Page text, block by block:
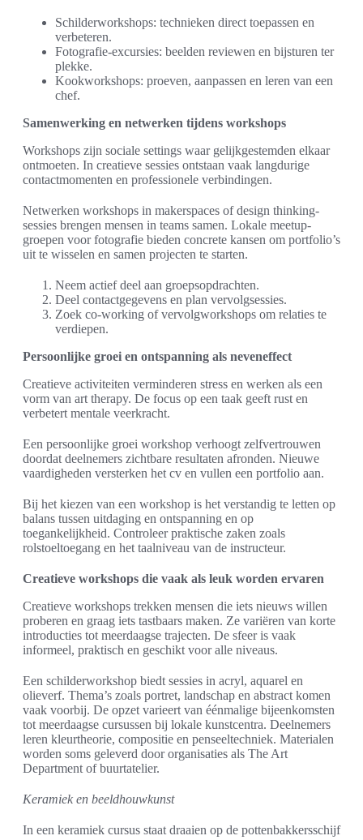
Schilderworkshops: technieken direct toepassen en
verbeteren.
Fotografie-excursies: beelden reviewen en bijsturen ter
plekke.
Kookworkshops: proeven, aanpassen en leren van een
chef.
Samenwerking en netwerken tijdens workshops
Workshops zijn sociale settings waar gelijkgestemden elkaar
ontmoeten. In creatieve sessies ontstaan vaak langdurige
contactmomenten en professionele verbindingen.
Netwerken workshops in makerspaces of design thinking-
sessies brengen mensen in teams samen. Lokale meetup-
groepen voor fotografie bieden concrete kansen om portfolio’s
uit te wisselen en samen projecten te starten.
Neem actief deel aan groepsopdrachten.
Deel contactgegevens en plan vervolgsessies.
Zoek co-working of vervolgworkshops om relaties te
verdiepen.
Persoonlijke groei en ontspanning als neveneffect
Creatieve activiteiten verminderen stress en werken als een
vorm van art therapy. De focus op een taak geeft rust en
verbetert mentale veerkracht.
Een persoonlijke groei workshop verhoogt zelfvertrouwen
doordat deelnemers zichtbare resultaten afronden. Nieuwe
vaardigheden versterken het cv en vullen een portfolio aan.
Bij het kiezen van een workshop is het verstandig te letten op
balans tussen uitdaging en ontspanning en op
toegankelijkheid. Controleer praktische zaken zoals
rolstoeltoegang en het taalniveau van de instructeur.
Creatieve workshops die vaak als leuk worden ervaren
Creatieve workshops trekken mensen die iets nieuws willen
proberen en graag iets tastbaars maken. Ze variëren van korte
introducties tot meerdaagse trajecten. De sfeer is vaak
informeel, praktisch en geschikt voor alle niveaus.
Een schilderworkshop biedt sessies in acryl, aquarel en
olieverf. Thema’s zoals portret, landschap en abstract komen
vaak voorbij. De opzet varieert van éénmalige bijeenkomsten
tot meerdaagse cursussen bij lokale kunstcentra. Deelnemers
leren kleurtheorie, compositie en penseeltechniek. Materialen
worden soms geleverd door organisaties als The Art
Department of buurtatelier.
Keramiek en beeldhouwkunst
In een keramiek cursus staat draaien op de pottenbakkersschijf